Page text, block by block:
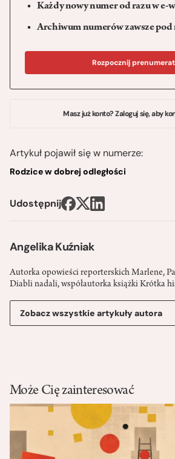
Angelika Kuźniak
Autorka opowieści reporterskich Marlene,
Diabli nadali, współautorka książki Krótka
Zobacz wszystkie artykuły autora
Każdy nowy numer od razu w e-
Archiwum numerów zawsze pod
Rozpocznij
Masz już konto? Zaloguj się, aby
Artykuł pojawił się w numerze:
Rodzice w dobrej odległości
Udostępnij
Może Cię zainteresować